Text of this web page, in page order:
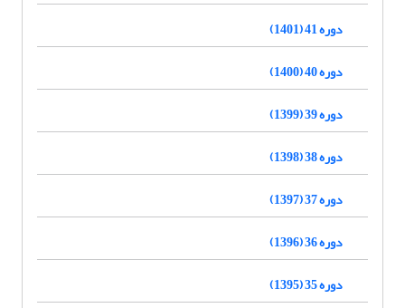
دوره 41 (1401)
دوره 40 (1400)
دوره 39 (1399)
دوره 38 (1398)
دوره 37 (1397)
دوره 36 (1396)
دوره 35 (1395)